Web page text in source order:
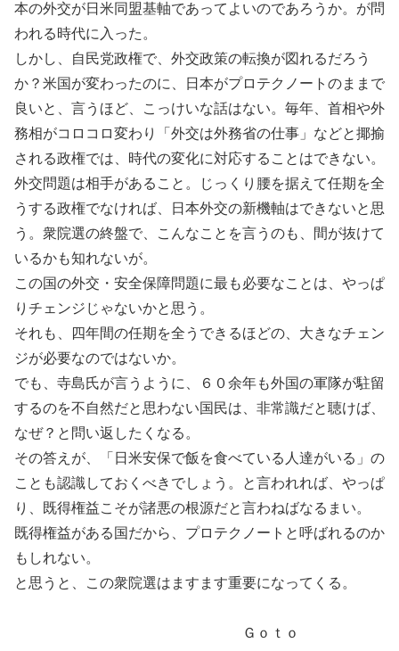
本の外交が日米同盟基軸であってよいのであろうか。が問
われる時代に入った。
しかし、自民党政権で、外交政策の転換が図れるだろう
か？米国が変わったのに、日本がプロテクノートのままで
良いと、言うほど、こっけいな話はない。毎年、首相や外
務相がコロコロ変わり「外交は外務省の仕事」などと揶揄
される政権では、時代の変化に対応することはできない。
外交問題は相手があること。じっくり腰を据えて任期を全
うする政権でなければ、日本外交の新機軸はできないと思
う。衆院選の終盤で、こんなことを言うのも、間が抜けて
いるかも知れないが。
この国の外交・安全保障問題に最も必要なことは、やっぱ
りチェンジじゃないかと思う。
それも、四年間の任期を全うできるほどの、大きなチェン
ジが必要なのではないか。
でも、寺島氏が言うように、６０余年も外国の軍隊が駐留
するのを不自然だと思わない国民は、非常識だと聴けば、
なぜ？と問い返したくなる。
その答えが、「日米安保で飯を食べている人達がいる」の
ことも認識しておくべきでしょう。と言われれば、やっぱ
り、既得権益こそが諸悪の根源だと言わねばなるまい。
既得権益がある国だから、プロテクノートと呼ばれるのか
もしれない。
と思うと、この衆院選はますます重要になってくる。
Ｇｏｔｏ